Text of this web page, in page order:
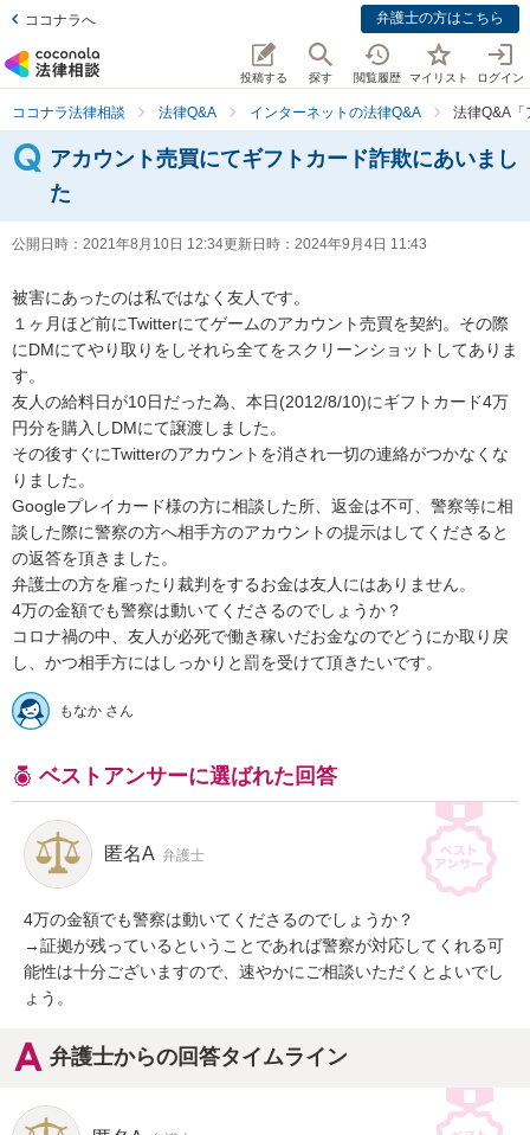
ココナラへ 弁護士の方はこちら
投稿する 探す 閲覧履歴 マイリスト ログイン
ココナラ法律相談 法律Q&A インターネットの法律Q&A 法律Q&A
アカウント売買にてギフトカード詐欺にあいまし
た
公開日時： 2021年8月10日 12:34更新日時： 2024年9月4日 11:43
被害にあったのは私ではなく友人です。
１ヶ月ほど前にTwitterにてゲームのアカウント売買を契約。その際
にDMにてやり取りをしそれら全てをスクリーンショットしてありま
す。
友人の給料日が10日だった為、本日(2012/8/10)にギフトカード4万
円分を購入しDMにて譲渡しました。
その後すぐにTwitterのアカウントを消され一切の連絡がつかなくな
りました。
Googleプレイカード様の方に相談した所、返金は不可、警察等に相
談した際に警察の方へ相手方のアカウントの提示はしてくださると
の返答を頂きました。
弁護士の方を雇ったり裁判をするお金は友人にはありません。
4万の金額でも警察は動いてくださるのでしょうか？
コロナ禍の中、友人が必死で働き稼いだお金なのでどうにか取り戻
もなか さん
ベストアンサーに選ばれた回答
匿名A 弁護士
4万の金額でも警察は動いてくださるのでしょうか？
→証拠が残っているということであれば警察が対応してくれる可
能性は十分ございますので、速やかにご相談いただくとよいでし
ょう。
弁護士からの回答タイムライン